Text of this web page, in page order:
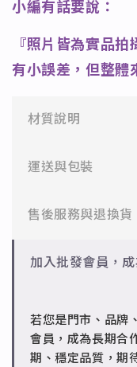
小編有話要說：
『照片皆為實品
有小誤差，但整體
材質說明
✻ 316L不鏽鋼
✻ 925純銀
設計。
運送與包裝
一般會員：一件即
批發會員：達門檻
售後服務與退換貨
✻ 一般會員
✻ 批發會員
請聯繫 LINE 客服
加入批發會員，
若您是門市、品牌
會員，成為長期合
期、穩定品質，期